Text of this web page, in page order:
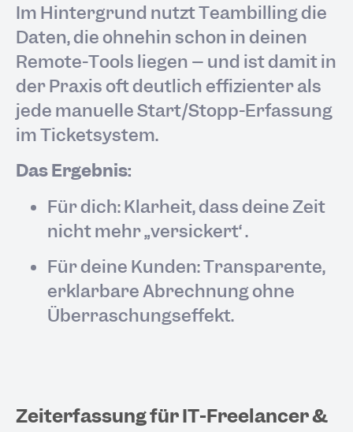
Im Hintergrund nutzt Teambilling die
Daten, die ohnehin schon in deinen
Remote-Tools liegen – und ist damit in
der Praxis oft deutlich effizienter als
jede manuelle Start/Stopp-Erfassung
im Ticketsystem.
Das Ergebnis:
Für dich: Klarheit, dass deine Zeit
nicht mehr „versickert“.
Für deine Kunden: Transparente,
erklärbare Abrechnung ohne
Überraschungseffekt.
Zeiterfassung für IT-Freelancer &